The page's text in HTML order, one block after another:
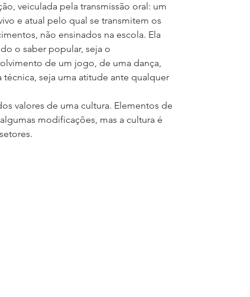
veiculada pela transmissão oral: um
e atual pelo qual se transmitem os
não ensinados na escola. Ela
o saber popular, seja o
de um jogo, de uma dança,
técnica, seja uma atitude ante qualquer
valores de uma cultura. Elementos de
modificações, mas a cultura é